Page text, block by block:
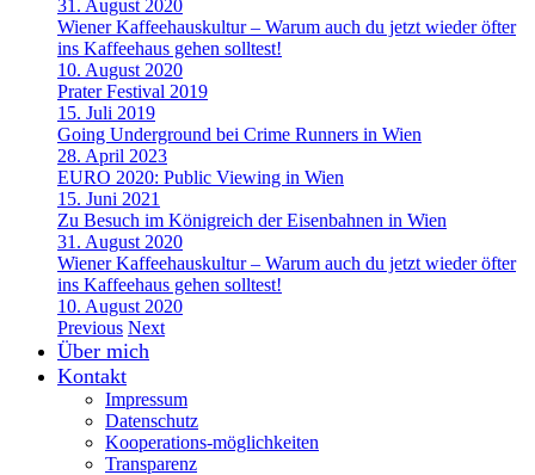
31. August 2020
Wiener Kaffeehauskultur – Warum auch du jetzt wieder öfter
ins Kaffeehaus gehen solltest!
10. August 2020
Prater Festival 2019
15. Juli 2019
Going Underground bei Crime Runners in Wien
28. April 2023
EURO 2020: Public Viewing in Wien
15. Juni 2021
Zu Besuch im Königreich der Eisenbahnen in Wien
31. August 2020
Wiener Kaffeehauskultur – Warum auch du jetzt wieder öfter
ins Kaffeehaus gehen solltest!
10. August 2020
Previous Next
Über mich
Kontakt
Impressum
Datenschutz
Kooperations-möglichkeiten
Transparenz